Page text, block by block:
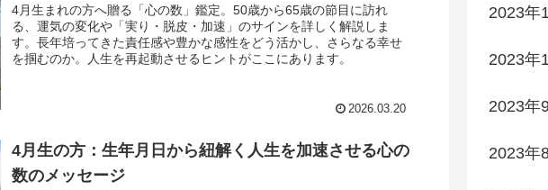
4月生まれの方へ贈る「心の数」鑑定。50歳から65歳の節目に訪れ
る、運気の変化や「実り・脱皮・加速」のサインを詳しく解説しま
す。長年培ってきた責任感や豊かな感性をどう活かし、さらなる幸せ
を掴むのか。人生を再起動させるヒントがここにあります。
2026.03.20
4月生の方：生年月日から紐解く人生を加速させる心の
数のメッセージ
2023年
2023年
2023年
2023年